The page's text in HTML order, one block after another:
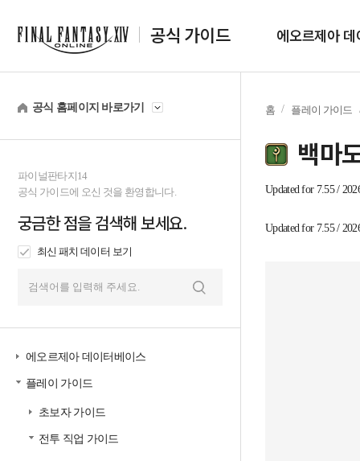
공식 가이드 에오르제아
공식 홈페이지 바로가기
파이널판타지14
공식 가이드에 오신 것을 환영합니다.
궁금한 점을 검색해 보세요.
최신 패치 데이터 보기
에오르제아 데이터베이스
플레이 가이드
초보자 가이드
전투 직업 가이드
홈 플레이 가이드
백마
tab1
Updated for 7.55 /
tab2
Updated for 7.55 /